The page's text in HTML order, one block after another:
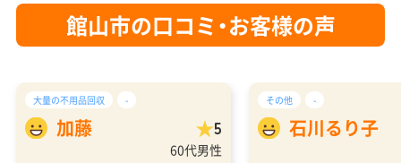
館山市の口コミ・お客様の声
大量の不用品回収 -
加藤 5
60代男性
その他 -
石川るり子